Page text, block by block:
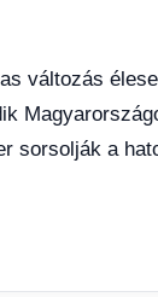
, változás
sorsolják a